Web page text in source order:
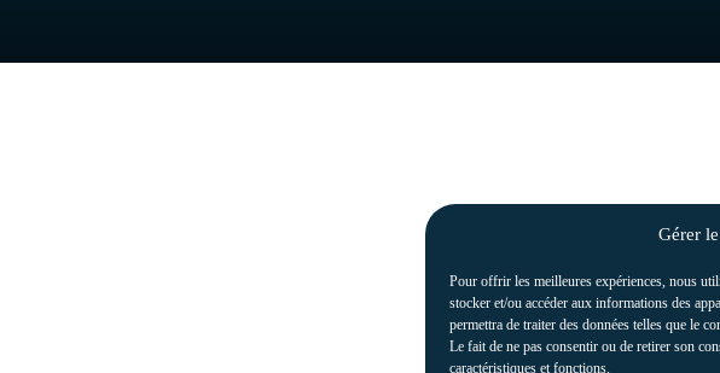
Gérer
Pour offrir les meilleures expériences, nous
stocker et/ou accéder aux informations des
permettra de traiter des données telles que le
Le fait de ne pas consentir ou de retirer son
caractéristiques et fonctions.